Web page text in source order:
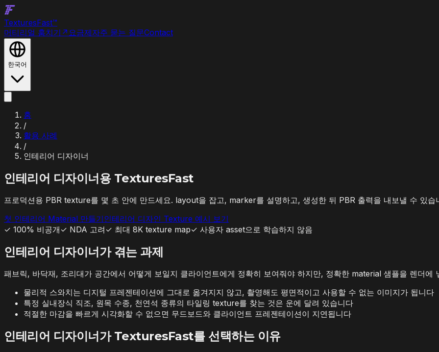
TexturesFast™
머티리얼 훔치기 ↗ 요금제자주 묻는 질문Contact
한국어
홈
/
활용 사례
/
인테리어 디자이너
인테리어 디자이너 용 TexturesFast
프로덕션용 PBR texture를 몇 초 안에 만드세요. layout을 잡고, marker를 설명하고, 생성한 뒤 PBR 출력을 내보낼 수 있습
첫 인테리어 Material 만들기인테리어 디자인 Texture 예시 보기
✓ 100% 비공개 ✓ NDA 고려 ✓ 최대 8K texture map✓ 사용자 asset으로 학습하지 않음
인테리어 디자이너가 겪는 과제
패브릭, 바닥재, 조리대가 공간에서 어떻게 보일지 클라이언트에게 정확히 보여줘야 하지만, 정확한 material 샘플을 렌더에
물리적 스와치는 디지털 프레젠테이션에 그대로 옮겨지지 않고, 촬영해도 평면적이고 사용할 수 없는 이미지가 됩니다
특정 실내장식 직조, 원목 수종, 천연석 종류의 타일링 texture를 찾는 것은 운에 달려 있습니다
적절한 마감을 빠르게 시각화할 수 없으면 무드보드와 클라이언트 프레젠테이션이 지연됩니다
인테리어 디자이너가 TexturesFast를 선택하는 이유